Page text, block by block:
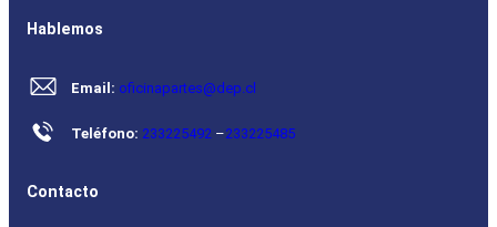
Hablemos
Email: oficinapartes@dep.cl
Teléfono: 233225492 –233225485
Contacto